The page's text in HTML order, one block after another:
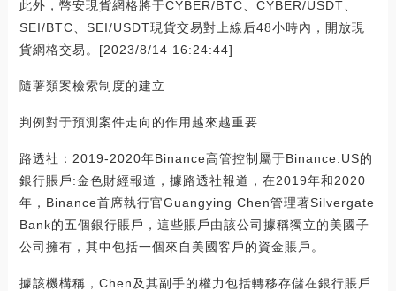
此外，幣安現貨網格將于CYBER/BTC、CYBER/USDT、
SEI/BTC、SEI/USDT現貨交易對上線后48小時內，開放現
貨網格交易。[2023/8/14 16:24:44]
隨著類案檢索制度的建立
判例對于預測案件走向的作用越來越重要
路透社：2019-2020年Binance高管控制屬于Binance.US的
銀行賬戶:金色財經報道，據路透社報道，在2019年和2020
年，Binance首席執行官Guangying Chen管理著Silvergate
Bank的五個銀行賬戶，這些賬戶由該公司據稱獨立的美國子
公司擁有，其中包括一個來自美國客戶的資金賬戶。
據該機構稱，Chen及其副手的權力包括轉移存儲在銀行賬戶